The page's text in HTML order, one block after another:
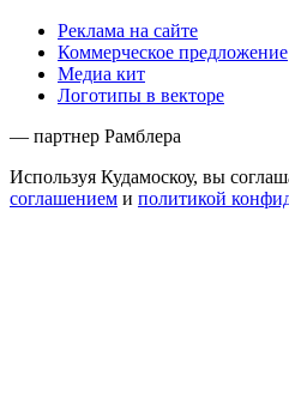
Реклама на сайте
Коммерческое предложение
Медиа кит
Логотипы в векторе
— партнер Рамблера
Используя Кудамоскоу, вы
соглашением и политикой